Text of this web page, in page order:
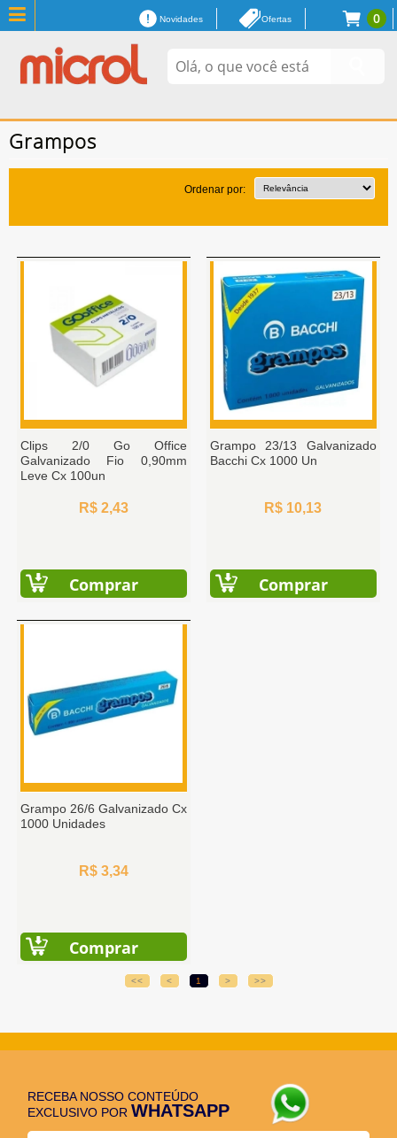
0
Novidades Ofertas
Grampos
Ordenar por:
Clips 2/0 Go Office
Galvanizado Fio 0,90mm
Leve Cx 100un
R$ 2,43
Comprar
Grampo 23/13 Galvanizado
Bacchi Cx 1000 Un
R$ 10,13
Comprar
Grampo 26/6 Galvanizado Cx
1000 Unidades
R$ 3,34
Comprar
<< < 1 > >>
RECEBA NOSSO CONTEÚDO
EXCLUSIVO PORWHATSAPP